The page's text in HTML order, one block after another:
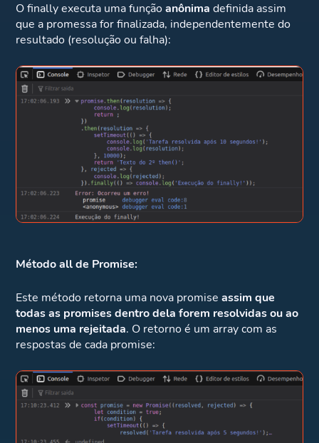
O finally executa uma funçãoanônima definida assim
que a promessa for finalizada, independentemente do
resultado (resolução ou falha):
Método all de Promise:
Este método retorna uma nova promiseassim que
todas as promises dentro dela forem resolvidas ou ao
menos uma rejeitada. O retorno é um array com as
respostas de cada promise: